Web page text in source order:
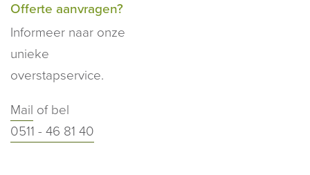
Offerte aanvragen?
Informeer naar onze
unieke
overstapservice.
Mail of bel
0511 - 46 81 40